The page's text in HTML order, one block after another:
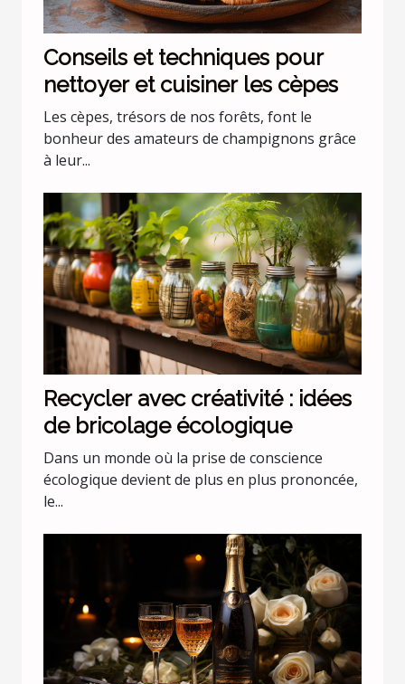
Conseils et techniques pour
nettoyer et cuisiner les cèpes
Les cèpes, trésors de nos forêts, font le
bonheur des amateurs de champignons grâce
à leur...
Recycler avec créativité : idées
de bricolage écologique
Dans un monde où la prise de conscience
écologique devient de plus en plus prononcée,
le...